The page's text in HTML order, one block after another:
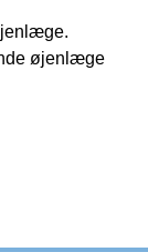
øjenlæge